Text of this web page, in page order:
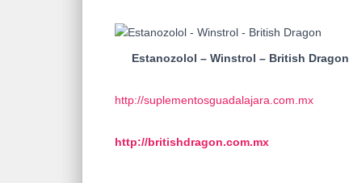
Estanozolol – Winstrol – British Dragon
http://suplementosguadalajara.com.mx
http://britishdragon.com.mx